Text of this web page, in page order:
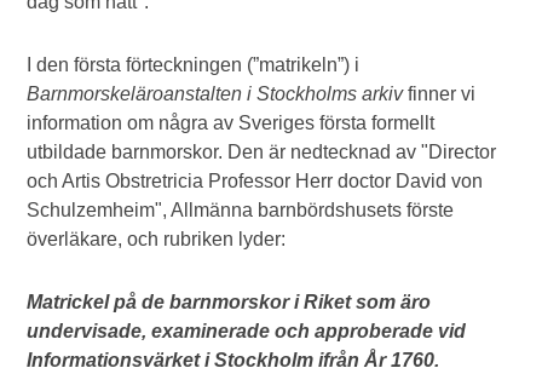
I den första förteckningen (”matrikeln”) i
Barnmorskeläroanstalten i Stockholms arkivfinner vi
information om några av Sveriges första formellt
utbildade barnmorskor. Den är nedtecknad av "Director
och Artis Obstretricia Professor Herr doctor David von
Schulzemheim", Allmänna barnbördshusets förste
överläkare, och rubriken lyder:
Matrickel på de barnmorskor i Riket som äro
undervisade, examinerade och approberade vid
Informationsvärket i Stockholm ifrån År 1760.